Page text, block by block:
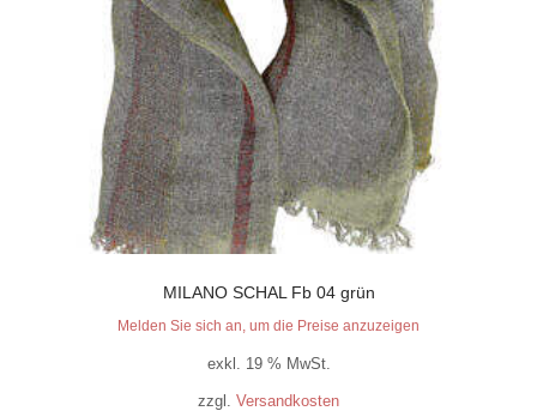
MILANO SCHAL Fb 04 grün
Melden Sie sich an, um die Preise anzuzeigen
exkl. 19 % MwSt.
zzgl. Versandkosten